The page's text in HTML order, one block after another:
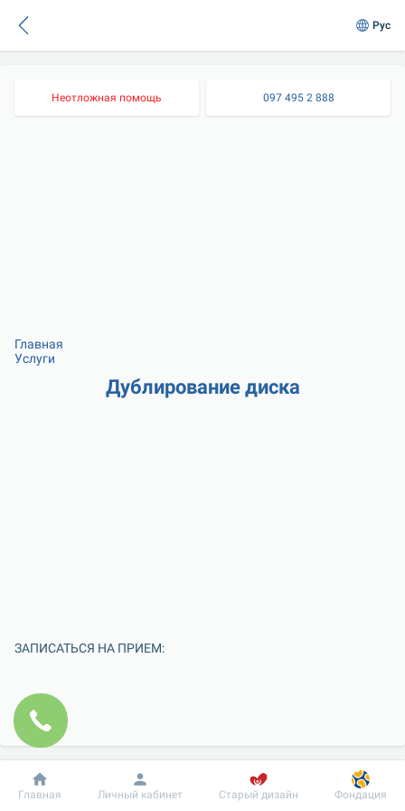
Рус
Неотложная помощь 097 495 2 888
Главная
Услуги
Дублирование диска
ЗАПИСАТЬСЯ НА ПРИЕМ:
Добробут Информация Пациенту
Главная Личный кабинет Старый дизайн Фондация